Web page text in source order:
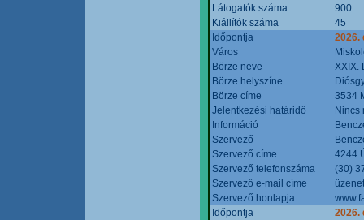
Látogatók száma
900
Kiállítók száma
45
Időpontja
2026.
Város
Börze neve
XXIX.
Börze helyszíne
Börze címe
3534
Jelentkezési határidő
Nincs
Információ
Szervező
Szervező címe
4244
Szervező telefonszáma
(30)
Szervező e-mail címe
Szervező honlapja
Időpontja
2026.